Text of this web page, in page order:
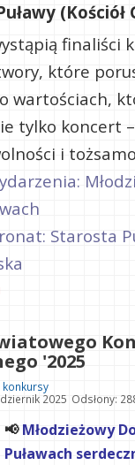
finaliści
które
wartościach,
tylko koncert
i
Starosta
'2025
konkursy
2025 Odsłony:
📢Młodzieżowy
Puławach